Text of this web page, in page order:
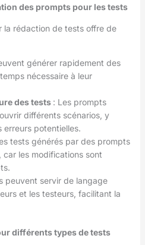
des prompts pour les tests
la rédaction de tests offre de
générer rapidement des
nécessaire à leur
des tests : Les prompts
différents scénarios, y
erreurs potentielles.
tests générés par des prompts
car les modifications sont
peuvent servir de langage
et les testeurs, facilitant la
différents types de tests